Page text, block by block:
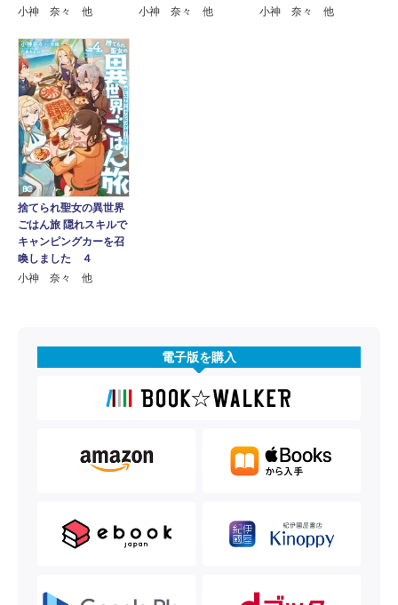
小神 奈々 他
小神 奈々 他
小神 奈々 他
捨てられ聖女の異世界
ごはん旅 隠れスキルで
キャンピングカーを召
喚しました ４
小神 奈々 他
電子版を購入